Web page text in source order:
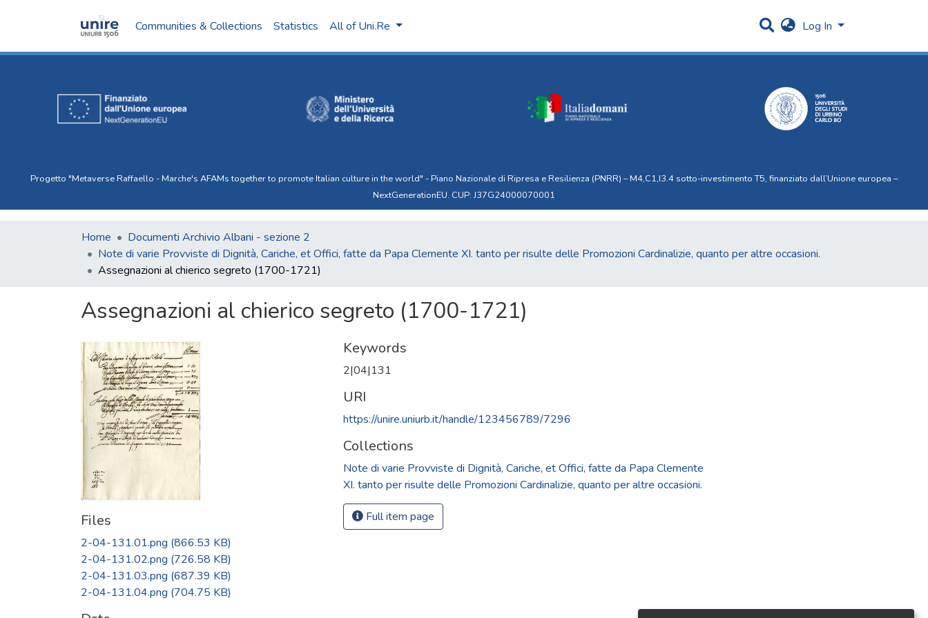
Communities & Collections Statistics All of Uni.Re Log In
Progetto "Metaverse Raffaello - Marche's AFAMs together to promote Italian culture in the world" - Piano Nazionale di Ripresa e Resilienza (PNRR) – M4,C1,I3.4 sotto-investimento T5, finanziato dall’Unione europea –
NextGenerationEU. CUP: J37G24000070001
Home
Documenti Archivio Albani - sezione 2
Note di varie Provviste di Dignità, Cariche, et Offici, fatte da Papa Clemente XI. tanto per risulte delle Promozioni Cardinalizie, quanto per altre occasioni.
Assegnazioni al chierico segreto (1700-1721)
Assegnazioni al chierico segreto (1700-1721)
Files
2-04-131.01.png (866.53 KB)
2-04-131.02.png (726.58 KB)
2-04-131.03.png (687.39 KB)
2-04-131.04.png (704.75 KB)
Keywords
2|04|131
URI
https://unire.uniurb.it/handle/123456789/7296
Collections
Note di varie Provviste di Dignità, Cariche, et Offici, fatte da Papa Clemente
XI. tanto per risulte delle Promozioni Cardinalizie, quanto per altre occasioni.
Full item page